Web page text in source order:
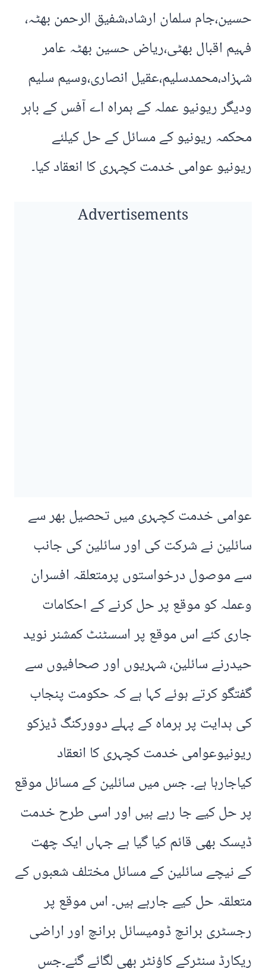
حسین،جام سلمان ارشاد،شفیق الرحمن بھٹہ،
فہیم اقبال بھٹی،ریاض حسین بھٹہ عامر
شہزاد،محمدسلیم،عقیل انصاری،وسیم سلیم
ودیگر ریونیو عملہ کے ہمراہ اے آفس کے باہر
محکمہ ریونیو کے مسائل کے حل کیلئے
ریونیو عوامی خدمت کچہری کا انعقاد کیا۔
Advertisements
عوامی خدمت کچہری میں تحصیل بھر سے
سائلین نے شرکت کی اور سائلین کی جانب
سے موصول درخواستوں پرمتعلقہ افسران
وعملہ کو موقع پر حل کرنے کے احکامات
جاری کئے اس موقع پر اسسٹنٹ کمشنر نوید
حیدرنے سائلین، شہریوں اور صحافیوں سے
گفتگو کرتے ہوئے کہا ہے کہ حکومت پنجاب
کی ہدایت پر ہرماہ کے پہلے دوورکنگ ڈیزکو
ریونیوعوامی خدمت کچہری کا انعقاد
کیاجارہا ہے۔ جس میں سائلین کے مسائل موقع
پر حل کیے جا رہے ہیں اور اسی طرح خدمت
ڈیسک بھی قائم کیا گیا ہے جہاں ایک چھت
کے نیچے سائلین کے مسائل مختلف شعبوں کے
متعلقہ حل کیے جارہے ہیں۔ اس موقع پر
رجسٹری برانچ ڈومیسائل برانچ اور اراضی
ریکارڈ سنٹرکے کاؤنٹر بھی لگائے گئے۔جس